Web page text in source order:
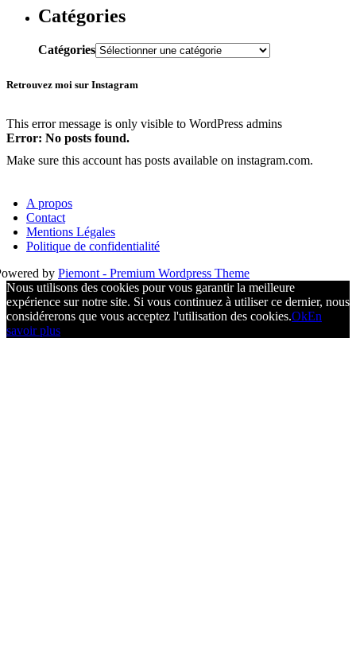
Catégories
Catégories
Retrouvez moi sur Instagram
This error message is only visible to WordPress admins
Error: No posts found.
Make sure this account has posts available on instagram.com.
A propos
Contact
Mentions Légales
Politique de confidentialité
by Piemont - Premium Wordpress Theme
Nous utilisons des cookies pour vous garantir la meilleure
expérience sur notre site. Si vous continuez à utiliser ce dernier, nous
considérerons que vous acceptez l'utilisation des cookies.OkEn
savoir plus